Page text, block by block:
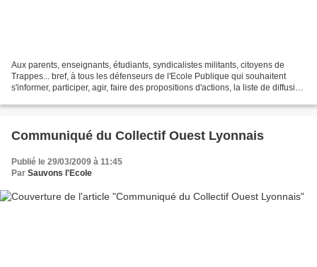
Aux parents, enseignants, étudiants, syndicalistes militants, citoyens de
Trappes... bref, à tous les défenseurs de l'Ecole Publique qui souhaitent
s'informer, participer, agir, faire des propositions d'actions, la liste de diffusion
Communiqué du Collectif Ouest Lyonnais
Publié le 29/03/2009 à 11:45
Par Sauvons l'Ecole